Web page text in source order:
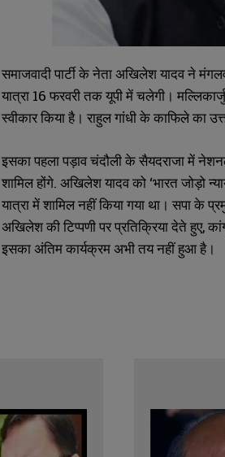
i
l
*
N
u
m
b
r
i
l
*
N
u
m
b
r
समाजवादी पार्टी के नेता अखिलेश यादव ने
यात्रा 16 फरवरी तक यूपी में चलेगी।
स्वीकार किया है। राहुल गांधी के काफिले का
इसका पहला पड़ाव चंदौली के सैयदराजा में
शामिल होंगे. अखिलेश यादव को ‘भारत जोड़ो
यात्रा में शामिल नहीं किया गया था। सपा के
अखिलेश की टिप्पणी पर प्रतिक्रिया देते हुए,
इसका अंतिम कार्यक्रम अभी तय नहीं हुआ है।